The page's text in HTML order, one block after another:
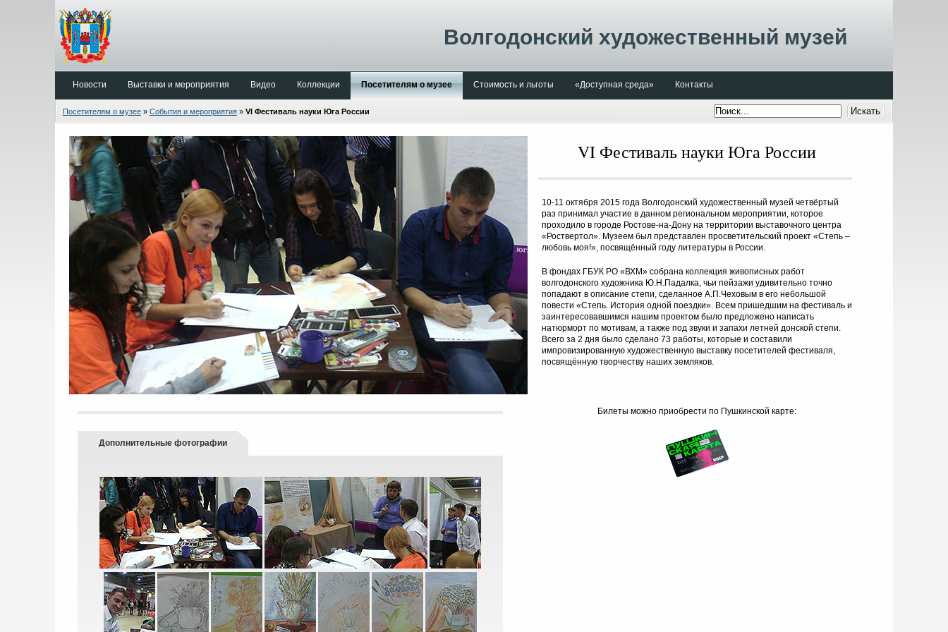
Волгодонский художественный музей
Новости Выставки и мероприятия Видео Коллекции Посетителям о музее Стоимость и льготы «Доступная среда» Контакты
Посетителям о музее» События и мероприятия» VI Фестиваль науки Юга России
Дополнительные фотографии
VI Фестиваль науки Юга России
10-11 октября 2015 года Волгодонский художественный музей четвёртый
раз принимал участие в данном региональном мероприятии, которое
проходило в городе Ростове-на-Дону на территории выставочного центра
«Роствертол». Музеем был представлен просветительский проект «Степь –
любовь моя!», посвящённый году литературы в России.
В фондах ГБУК РО «ВХМ» собрана коллекция живописных работ
волгодонского художника Ю.Н.Падалка, чьи пейзажи удивительно точно
попадают в описание степи, сделанное А.П.Чеховым в его небольшой
повести «Степь. История одной поездки». Всем пришедшим на фестиваль и
заинтересовавшимся нашим проектом было предложено написать
натюрморт по мотивам, а также под звуки и запахи летней донской степи.
Всего за 2 дня было сделано 73 работы, которые и составили
импровизированную художественную выставку посетителей фестиваля,
посвящённую творчеству наших земляков.
Билеты можно приобрести по Пушкинской карте: